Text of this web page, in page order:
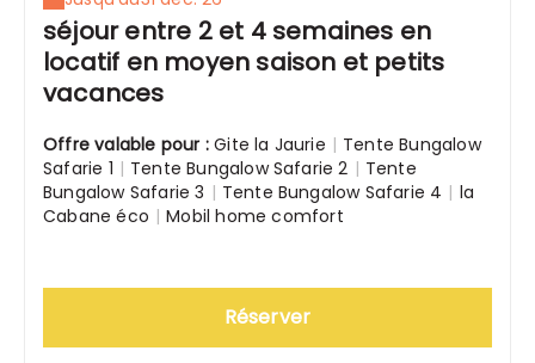
séjour entre 2 et 4 semaines en
locatif en moyen saison et petits
vacances
Offre valable pour :Gite la Jaurie | Tente Bungalow
Safarie 1 | Tente Bungalow Safarie 2 | Tente
Bungalow Safarie 3 | Tente Bungalow Safarie 4 | la
Cabane éco | Mobil home comfort
Réserver